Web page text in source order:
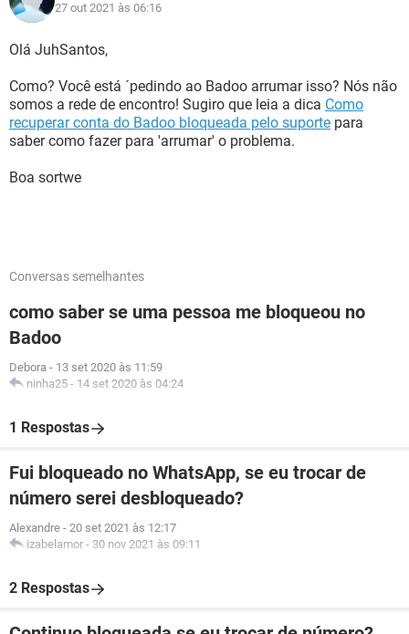
27 out 2021 às 06:16
Olá JuhSantos,
Como? Você está ´pedindo ao Badoo arrumar isso? Nós não
somos a rede de encontro! Sugiro que leia a dica Como
recuperar conta do Badoo bloqueada pelo suporte para
saber como fazer para 'arrumar' o problema.
Boa sortwe
Conversas semelhantes
como saber se uma pessoa me bloqueou no
Badoo
Debora - 13 set 2020 às 11:59
ninha25 - 14 set 2020 às 04:24
1 Respostas
Fui bloqueado no WhatsApp, se eu trocar de
número serei desbloqueado?
Alexandre - 20 set 2021 às 12:17
izabelamor - 30 nov 2021 às 09:11
2 Respostas